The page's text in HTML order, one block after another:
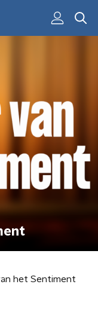
het Sentiment